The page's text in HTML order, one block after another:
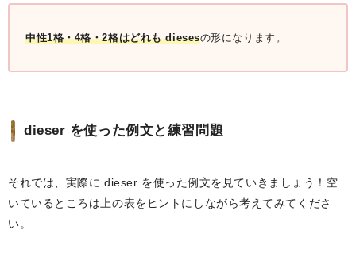
中性1格・4格・2格はどれも diesesの形になります。
dieser を使った例文と練習問題
それでは、実際に dieser を使った例文を見ていきましょう！空
いているところは上の表をヒントにしながら考えてみてくださ
い。